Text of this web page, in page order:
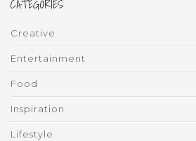
CATEGORIES
Creative
Entertainment
Food
Inspiration
Lifestyle